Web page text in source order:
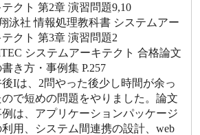
テクト 第2章 演習問題9,10
泳社 情報処理教科書 システムアー
テクト 第3章 演習問題2
システムアーキテクト 合格論文
き方・事例集 P.257
後Iは、2問やった後少し時間が余っ
ので短めの問題をやりました。論文
例は、アプリケーションパッケージ
利用、システム間連携の設計、web